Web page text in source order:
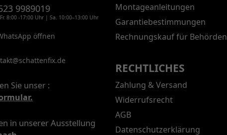
9989019
8:00 -17:00 Uhr | Sa. 10:00–13:00 Uhr
öffnen
Sie unser :
in unserer Ausstellung
Montageanleitungen
Garantiebestimmungen
Rechnungskauf für Behörden
RECHTLICHES
Zahlung & Versand
Widerrufsrecht
AGB
Datenschutzerklärung